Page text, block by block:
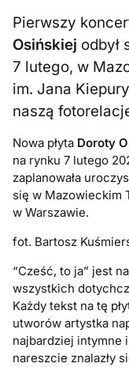
Pierwszy
Osińskiej odbył
7 lutego, w
im. Jana
naszą
Nowa płyta Doroty
na rynku 7 lutego
zaplanowała
się w Mazowieckim
w Warszawie.
fot. Bartosz
“Cześć, to ja” jest
wszystkich
Każdy tekst na tę
utworów artystka
najbardziej intymne
nareszcie znalazły